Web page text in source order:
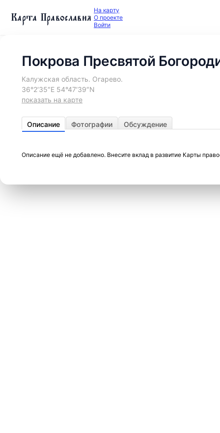
Карта Православия На карту
О проекте
Войти
Покрова Пресвятой
Калужская область. Огарево.
36°2′35″E 54°47′39″N
показать на карте
Описание Фотографии Обсуждение
Описание ещё не добавлено. Внесите вклад в развитие Карты